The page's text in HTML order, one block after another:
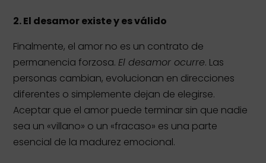
2.El desamor existe y es válido
Finalmente, el amor no es un contrato de
permanencia forzosa.El desamor ocurre. Las
personas cambian, evolucionan en direcciones
diferentes o simplemente dejan de elegirse.
Aceptar que el amor puede terminar sin que nadie
sea un «villano» o un «fracaso» es una parte
esencial de la madurez emocional.